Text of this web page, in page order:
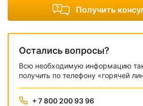
Получить
Остались вопросы?
Всю необходимую информацию
получить по телефону «горячей
+ 7 800 200 93 96